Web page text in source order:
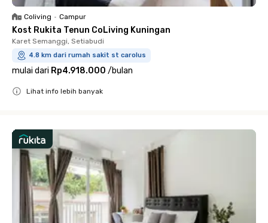
Coliving • Campur
Kost Rukita Tenun CoLiving Kuningan
Karet Semanggi, Setiabudi
4.8 km dari rumah sakit st carolus
mulai dari Rp4.918.000 /bulan
Lihat info lebih banyak